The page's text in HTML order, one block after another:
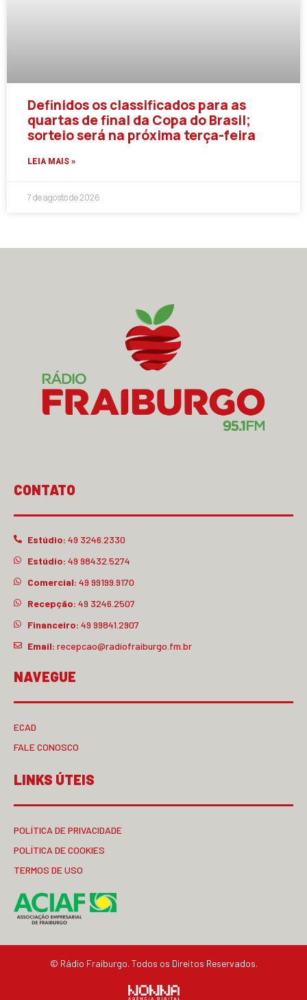
Definidos os classificados para as
quartas de final da Copa do Brasil;
sorteio será na próxima terça-feira
LEIA MAIS »
7 de agosto de 2026
CONTATO
Estúdio: 49 3246.2330
Estúdio: 49 98432.5274
Comercial: 49 99199.9170
Recepção: 49 3246.2507
Financeiro: 49 99841.2907
Email: recepcao@radiofraiburgo.fm.br
NAVEGUE
ECAD
FALE CONOSCO
LINKS ÚTEIS
POLÍTICA DE PRIVACIDADE
POLÍTICA DE COOKIES
TERMOS DE USO
© Rádio Fraiburgo. Todos os Direitos Reservados.